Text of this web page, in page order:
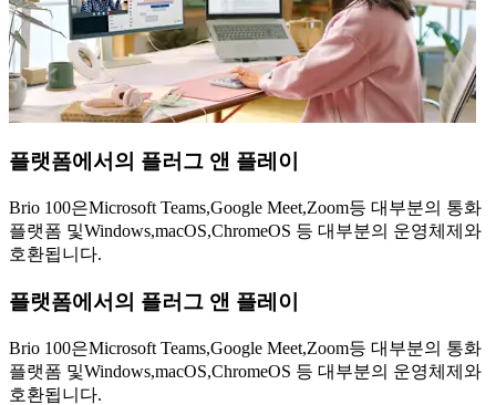
플랫폼에서의 플러그 앤 플레이
Brio 100은Microsoft Teams,Google Meet,Zoom등 대부분의 통화
플랫폼 및Windows,macOS,ChromeOS 등 대부분의 운영체제와
호환됩니다.
플랫폼에서의 플러그 앤 플레이
Brio 100은Microsoft Teams,Google Meet,Zoom등 대부분의 통화
플랫폼 및Windows,macOS,ChromeOS 등 대부분의 운영체제와
호환됩니다.